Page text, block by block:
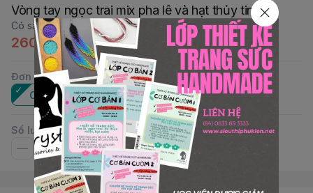
Vòng tay ngọc trai mix pha lê và hạt thủy tinh
Có sẵn: 1
260.000đ
Đơn vị:
Cái
Số lượng